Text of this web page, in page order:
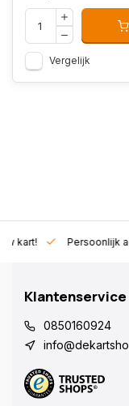
Vergelijk
Persoonlijk
Klantenservice
0850160924